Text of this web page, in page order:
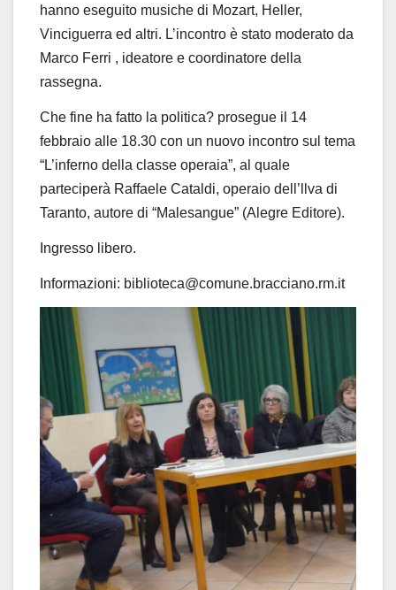
hanno eseguito musiche di Mozart, Heller,
Vinciguerra ed altri. L’incontro è stato moderato da
Marco Ferri , ideatore e coordinatore della
rassegna.
Che fine ha fatto la politica? prosegue il 14
febbraio alle 18.30 con un nuovo incontro sul tema
“L’inferno della classe operaia”, al quale
parteciperà Raffaele Cataldi, operaio dell’llva di
Taranto, autore di “Malesangue” (Alegre Editore).
Ingresso libero.
Informazioni: biblioteca@comune.bracciano.rm.it